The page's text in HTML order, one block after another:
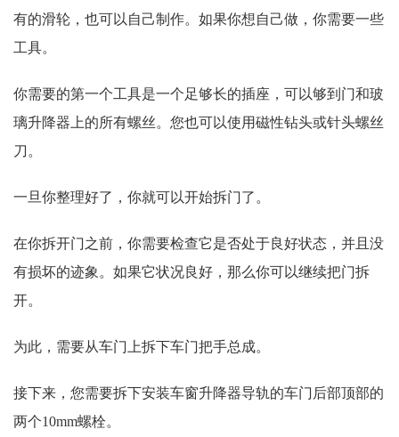
有的滑轮，也可以自己制作。如果你想自己做，你需要一些
工具。
你需要的第一个工具是一个足够长的插座，可以够到门和玻
璃升降器上的所有螺丝。您也可以使用磁性钻头或针头螺丝
刀。
一旦你整理好了，你就可以开始拆门了。
在你拆开门之前，你需要检查它是否处于良好状态，并且没
有损坏的迹象。如果它状况良好，那么你可以继续把门拆
开。
为此，需要从车门上拆下车门把手总成。
接下来，您需要拆下安装车窗升降器导轨的车门后部顶部的
两个10mm螺栓。